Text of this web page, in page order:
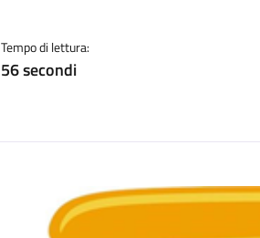
Tempo di lettura:
56 secondi